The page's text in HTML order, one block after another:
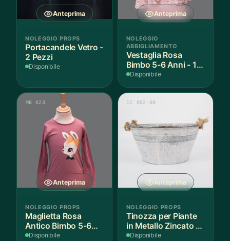
Anteprima
NOLEGGIO PROPS
Portacandele Vetro -
2 Pezzi
Disponibile
Anteprima
NOLEGGIO
ABBIGLIAMENTO
Vestaglia Rosa
Bimbo 5-6 Anni - 1
Pezzo
Disponibile
Anteprima
MB 023
NOLEGGIO PROPS
Maglietta Rosa
Antico Bimbo 5-6
Anni Cotone - 1
Disponibile
Anteprima
CC 002-00
NOLEGGIO PROPS
Tinozza per Piante
in Metallo Zincato -
1 Pezzo
Disponibile